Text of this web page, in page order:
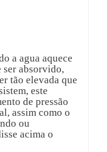
a agua aquece
ser absorvido,
tão elevada que
este
de pressão
assim como o
ou
acima o